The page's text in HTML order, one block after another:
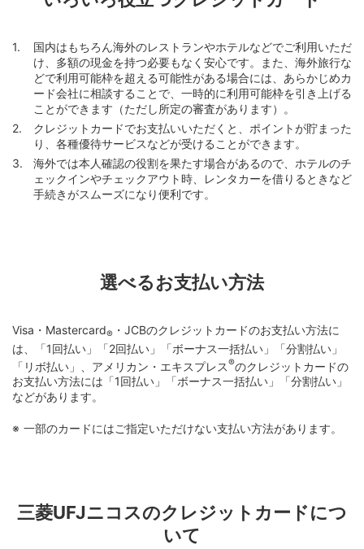
国内はもちろん海外のレストランやホテルなどでご利用いただ
け、多額の現金を持つ必要もなく安心です。また、海外旅行な
どで利用可能枠を超える可能性がある場合には、あらかじめカ
ード会社に相談することで、一時的に利用可能枠を引き上げる
ことができます（ただし所定の審査があります）。
クレジットカードでお支払いいただくと、ポイントが貯まった
り、各種優待サービスなどが受けることができます。
海外では本人確認の役割を果たす場合があるので、ホテルのチ
ェックインやチェックアウト時、レンタカーを借りるときなど
手続きがスムーズになり便利です。
選べるお支払い方法
Visa・Mastercard® ・JCBのクレジットカードのお支払い方法に
は、「1回払い」「2回払い」「ボーナス一括払い」「分割払い」
「リボ払い」、アメリカン・エキスプレス ®のクレジットカードの
お支払い方法には「1回払い」「ボーナス一括払い」「分割払い」
などがあります。
一部のカードにはご指定いただけない支払い方法があります。
三菱UFJニコスのクレジットカードにつ
いて